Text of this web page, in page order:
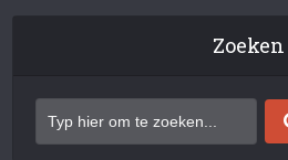
Zoeken